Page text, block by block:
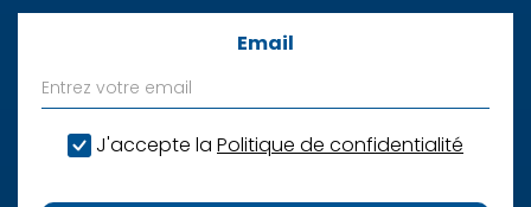
Email
J'accepte la Politique de confidentialité